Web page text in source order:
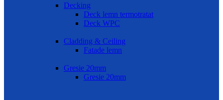
Decking
Deck lemn termotratat
Deck WPC
Cladding & Ceiling
Fatade lemn
Gresie 20mm
Gresie 20mm